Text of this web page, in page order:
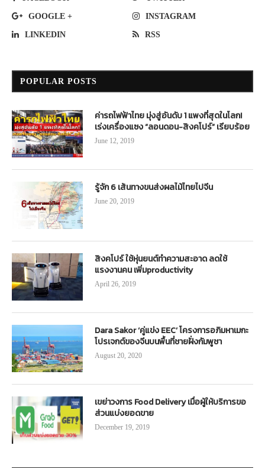
GOOGLE + INSTAGRAM
LINKEDIN RSS
POPULAR POSTS
ค่ารถไฟฟ้าไทย มุ่งสู่อันดับ 1 แพงที่สุดในโลก!
เร่งเครื่องแซง “ลอนดอน-สิงคโปร์” เรียบร้อย
June 12, 2019
รู้จัก 6 เส้นทางขนส่งผลไม้ไทยไปจีน
June 20, 2019
สิงคโปร์ ใช้หุ่นยนต์ทำความสะอาด ลดใช้
แรงงานคน เพิ่มproductivity
April 26, 2019
Dara Sakor ‘คู่แข่ง EEC’ โครงการอภิมหาเมกะ
โปรเจกต์ของจีนบนพื้นที่ชายฝั่งกัมพูชา
August 20, 2020
เขย่าวงการ Food Delivery เมื่อผู้ให้บริการขอ
ส่วนแบ่งยอดขาย
December 19, 2019